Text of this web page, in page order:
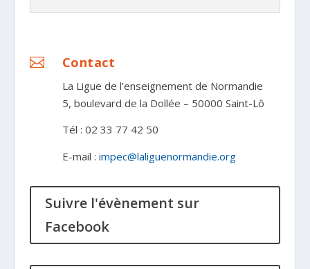
 Contact
La Ligue de l’enseignement de Normandie
5, boulevard de la Dollée – 50000 Saint-Lô
Tél : 02 33 77 42 50
E-mail : impec@laliguenormandie.org
Suivre l'évènement sur
Facebook